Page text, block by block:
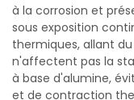
à la corrosion et
sous exposition
thermiques, allant
n'affectent pas la
à base d'alumine,
et de contraction